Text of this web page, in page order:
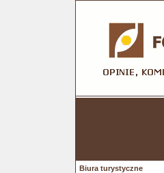
Biura turystyczne